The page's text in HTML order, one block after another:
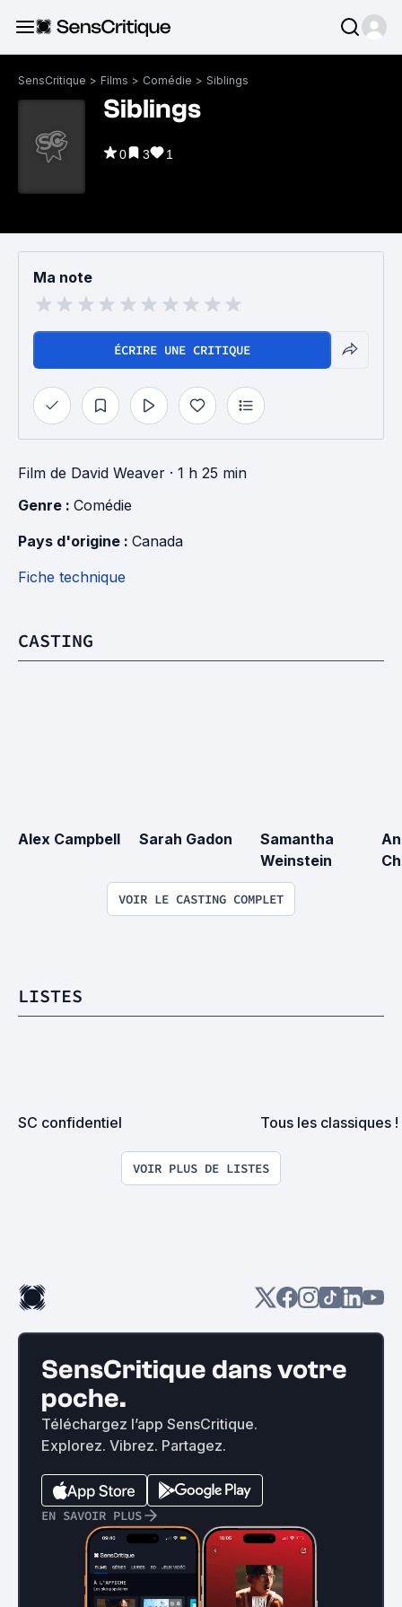
SensCritique > Films > Comédie > Siblings
Siblings
0 3 1
Ma note
ÉCRIRE UNE CRITIQUE
Film de David Weaver · 1 h 25 min
Genre : Comédie
Pays d'origine : Canada
Fiche technique
CASTING
Alex Campbell Sarah Gadon
Samantha
Weinstein
VOIR LE CASTING COMPLET
LISTES
SC confidentiel Tous les classiques !
VOIR PLUS DE LISTES
SensCritique dans votre
poche.
Téléchargez l’app SensCritique.
Explorez. Vibrez. Partagez.
EN SAVOIR PLUS